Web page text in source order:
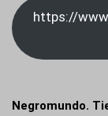
https://
Negromundo.